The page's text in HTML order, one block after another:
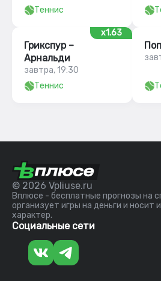
Теннис
x1.63
Грикспур –
Арнальди
завтра, 19:30
Теннис
© 2026 Vpliuse.ru
Вплюсе - бесплатные прогнозы на
организует игры на деньги и носит
характер.
Социальные сети